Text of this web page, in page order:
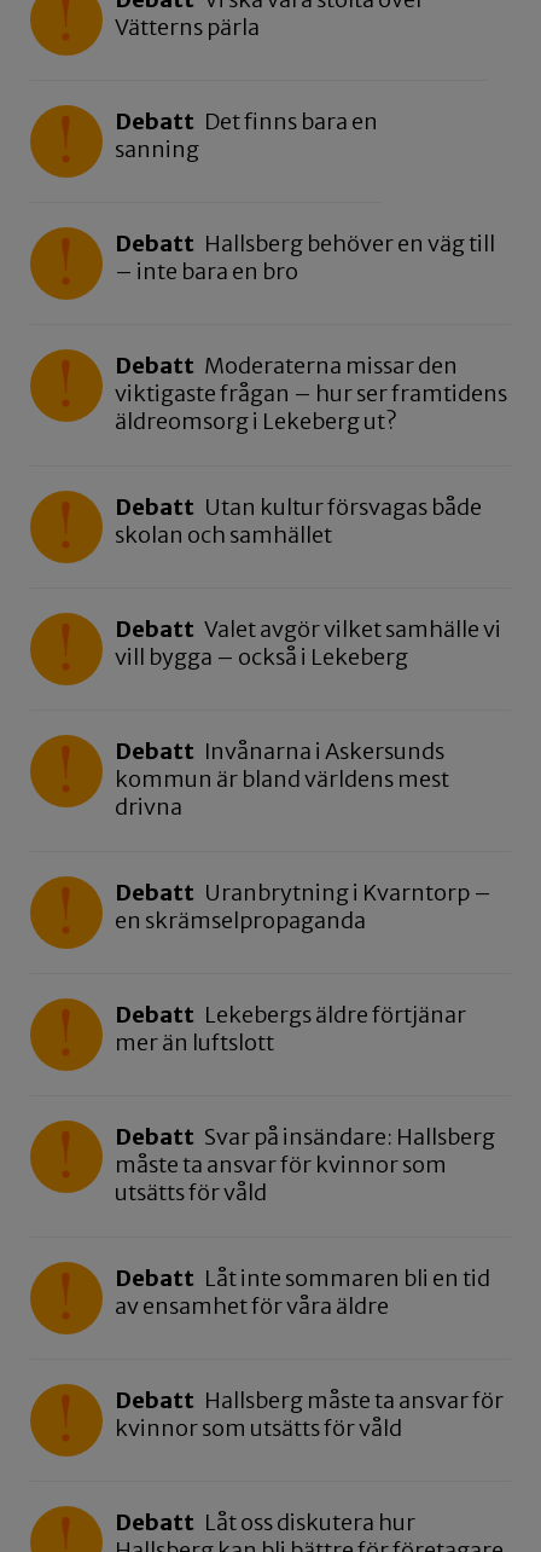
Vätterns pärla
Debatt Det finns bara en
sanning
Debatt Hallsberg behöver en väg till
– inte bara en bro
Debatt Moderaterna missar den
viktigaste frågan – hur ser framtidens
äldreomsorg i Lekeberg ut?
Debatt Utan kultur försvagas både
skolan och samhället
Debatt Valet avgör vilket samhälle vi
vill bygga – också i Lekeberg
Debatt Invånarna i Askersunds
kommun är bland världens mest
drivna
Debatt Uranbrytning i Kvarntorp –
en skrämselpropaganda
Debatt Lekebergs äldre förtjänar
mer än luftslott
Debatt Svar på insändare: Hallsberg
måste ta ansvar för kvinnor som
utsätts för våld
Debatt Låt inte sommaren bli en tid
av ensamhet för våra äldre
Debatt Hallsberg måste ta ansvar för
kvinnor som utsätts för våld
Debatt Låt oss diskutera hur